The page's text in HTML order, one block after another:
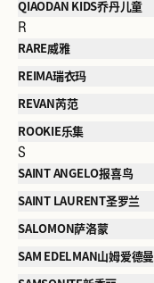
QIAODAN KIDS乔丹儿童
R
RARE威雅
REIMA瑞衣玛
REVAN芮范
ROOKIE乐集
S
SAINT ANGELO报喜鸟
SAINT LAURENT圣罗兰
SALOMON萨洛蒙
SAM EDELMAN山姆爱德曼